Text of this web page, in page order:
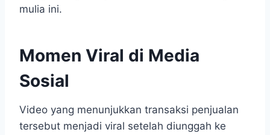
mulia ini.
Momen Viral di Media
Sosial
Video yang menunjukkan transaksi penjualan
tersebut menjadi viral setelah diunggah ke